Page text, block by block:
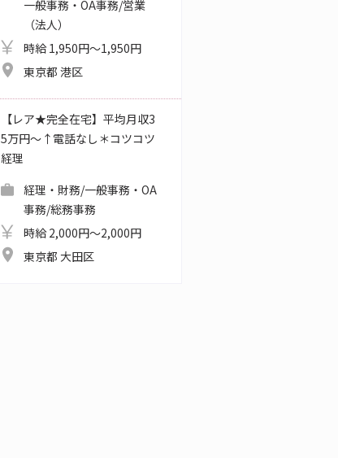
一般事務・OA事務/営業
（法人）
時給 1,950円～1,950円
東京都 港区
【レア★完全在宅】平均月収3
5万円～↑電話なし＊コツコツ
経理
経理・財務/一般事務・OA
事務/総務事務
時給 2,000円～2,000円
東京都 大田区